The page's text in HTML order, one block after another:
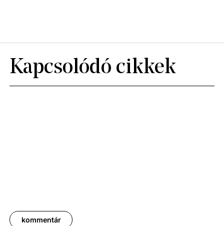
Kapcsolódó cikkek
kommentár